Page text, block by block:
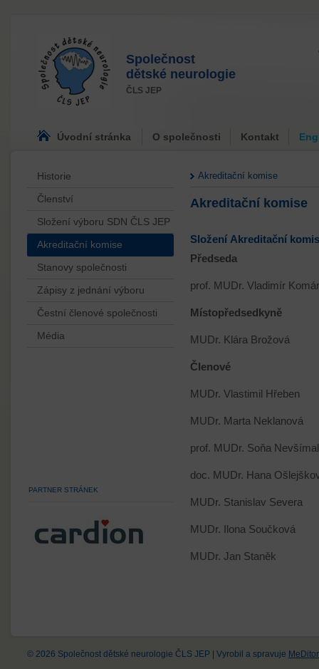
Společnost
dětské neurologie
ČLS JEP
Úvodní stránka O společnosti Kontakt
Akreditační komise
Akreditační komise
Složení Akreditační
Předseda
prof. MUDr. Vladimír
Místopředsedkyně
MUDr. Klára Brožová
Členové
MUDr. Vlastimil Hřeben
MUDr. Marta Neklanová
prof. MUDr. Soňa
doc. MUDr. Hana
MUDr. Stanislav Severa
MUDr. Ilona Součková
MUDr. Jan Staněk
Historie
Členství
Složení výboru SDN ČLS JEP
Akreditační komise
Stanovy společnosti
Zápisy z jednání výboru
Čestní členové společnosti
Média
PARTNER STRÁNEK
© 2026 Společnost dětské neurologie ČLS JEP Vyrobil a spravuje